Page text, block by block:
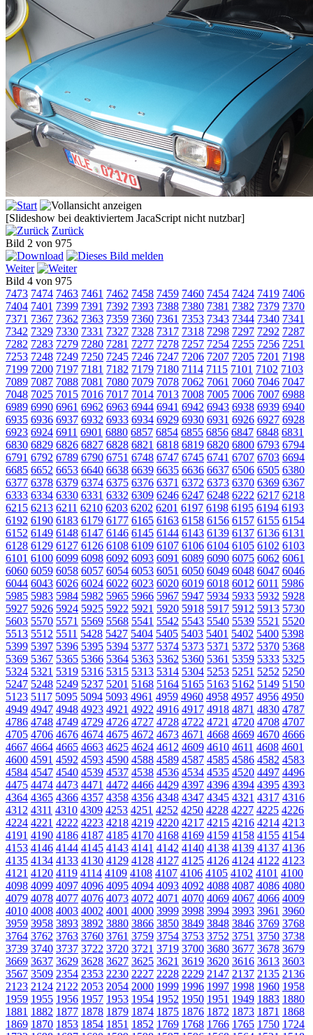
[Slideshow bei deaktiviertem JacaScript nicht nutzbar]
Zurück
Bild 2 von 975
Weiter
Bild 4 von 975
7473 7474 7463 7461 7462 7458 7459 7460 7454 7424 7419 7406
7404 7401 7399 7391 7392 7393 7388 7380 7381 7382 7379 7370
7371 7367 7362 7363 7359 7360 7361 7353 7343 7344 7340 7341
7342 7329 7330 7331 7327 7328 7317 7318 7298 7297 7292 7287
7282 7283 7279 7280 7281 7277 7278 7257 7254 7255 7256 7251
7253 7248 7249 7250 7245 7246 7247 7206 7207 7205 7201 7198
7199 7200 7197 7181 7182 7179 7180 7114 7115 7101 7102 7103
7089 7087 7088 7081 7080 7079 7078 7062 7061 7060 7046 7047
7048 7025 7015 7016 7017 7014 7013 7008 7005 7006 7007 6988
6989 6990 6961 6962 6963 6944 6941 6942 6943 6938 6939 6940
6935 6936 6937 6932 6933 6934 6929 6930 6931 6926 6927 6928
6923 6924 6911 6901 6880 6857 6854 6855 6856 6847 6848 6831
6830 6829 6826 6827 6828 6821 6818 6819 6820 6800 6793 6794
6791 6792 6789 6790 6751 6748 6747 6745 6741 6707 6703 6694
6685 6652 6653 6640 6638 6639 6635 6636 6637 6506 6505 6380
6377 6378 6379 6374 6375 6376 6371 6372 6373 6370 6369 6367
6333 6334 6330 6331 6332 6309 6246 6247 6248 6222 6217 6218
6215 6213 6211 6210 6203 6202 6201 6197 6198 6195 6194 6193
6192 6190 6183 6179 6177 6165 6163 6158 6156 6157 6155 6154
6152 6149 6148 6147 6146 6145 6144 6143 6139 6137 6136 6131
6128 6129 6127 6126 6108 6109 6107 6106 6104 6105 6102 6103
6101 6100 6099 6098 6092 6093 6091 6089 6090 6075 6062 6061
6060 6059 6058 6057 6054 6053 6051 6050 6049 6048 6047 6046
6044 6043 6026 6024 6022 6023 6020 6019 6018 6012 6011 5986
5985 5983 5984 5982 5965 5966 5967 5947 5934 5933 5932 5928
5927 5926 5924 5925 5922 5921 5920 5918 5917 5912 5913 5730
5603 5570 5571 5569 5568 5541 5542 5543 5540 5539 5521 5520
5513 5512 5511 5428 5427 5404 5405 5403 5401 5402 5400 5398
5399 5397 5396 5395 5394 5377 5374 5373 5371 5372 5370 5368
5369 5367 5365 5366 5364 5363 5362 5360 5361 5359 5333 5325
5324 5321 5319 5316 5315 5313 5314 5304 5253 5251 5252 5250
5247 5248 5249 5237 5201 5168 5164 5165 5163 5162 5149 5150
5123 5117 5095 5094 5093 4961 4959 4960 4958 4957 4956 4950
4949 4947 4948 4923 4921 4922 4916 4917 4918 4871 4830 4787
4786 4748 4749 4729 4726 4727 4728 4722 4721 4720 4708 4707
4705 4706 4676 4674 4675 4672 4673 4671 4668 4669 4670 4666
4667 4664 4665 4663 4625 4624 4612 4609 4610 4611 4608 4601
4600 4591 4592 4593 4590 4588 4589 4587 4585 4586 4582 4583
4584 4547 4540 4539 4537 4538 4536 4534 4535 4520 4497 4496
4475 4474 4473 4471 4472 4466 4429 4397 4396 4394 4395 4393
4364 4365 4366 4357 4358 4356 4348 4347 4345 4321 4317 4316
4312 4311 4310 4309 4253 4251 4252 4250 4228 4227 4225 4226
4224 4221 4222 4223 4218 4219 4220 4217 4215 4216 4214 4213
4191 4190 4186 4187 4185 4170 4168 4169 4159 4158 4155 4154
4153 4146 4144 4145 4143 4141 4142 4140 4138 4139 4137 4136
4135 4134 4133 4130 4129 4128 4127 4125 4126 4124 4122 4123
4121 4120 4119 4114 4109 4108 4107 4106 4105 4102 4101 4100
4098 4099 4097 4096 4095 4094 4093 4092 4088 4087 4086 4080
4079 4078 4077 4076 4073 4072 4071 4070 4069 4067 4066 4009
4010 4008 4003 4002 4001 4000 3999 3998 3994 3993 3961 3960
3959 3958 3893 3892 3880 3866 3850 3849 3848 3846 3769 3768
3764 3762 3763 3760 3761 3759 3754 3753 3752 3751 3750 3738
3739 3740 3737 3722 3720 3721 3719 3700 3680 3677 3678 3679
3669 3637 3629 3628 3627 3625 3621 3619 3620 3616 3613 3603
3567 3509 2354 2353 2230 2227 2228 2229 2147 2137 2135 2136
2123 2124 2122 2053 2054 2000 1999 1996 1997 1998 1960 1958
1959 1955 1956 1957 1953 1954 1952 1950 1951 1949 1883 1880
1881 1882 1877 1878 1879 1874 1875 1876 1872 1873 1871 1868
1869 1870 1853 1854 1851 1852 1769 1768 1766 1765 1750 1724